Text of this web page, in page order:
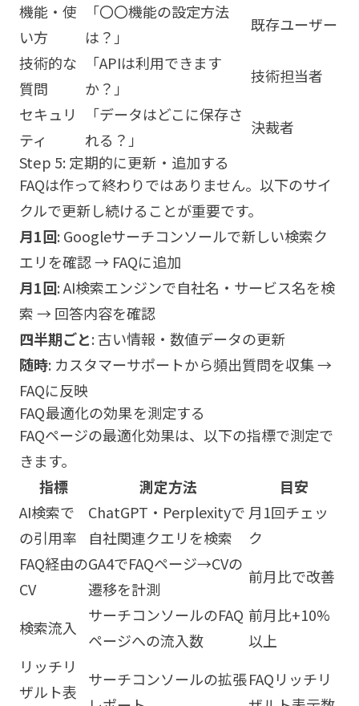
機能・使
い方
「〇〇機能の設定方法
は？」
既存ユーザー
技術的な
質問
「APIは利用できます
か？」
技術担当者
セキュリ
ティ
「データはどこに保存さ
れる？」
決裁者
Step 5: 定期的に更新・追加する
FAQは作って終わりではありません。以下のサイ
クルで更新し続けることが重要です。
月1回: Googleサーチコンソールで新しい検索ク
エリを確認 → FAQに追加
月1回: AI検索エンジンで自社名・サービス名を検
索 → 回答内容を確認
四半期ごと: 古い情報・数値データの更新
随時: カスタマーサポートから頻出質問を収集 →
FAQに反映
FAQ最適化の効果を測定する
FAQページの最適化効果は、以下の指標で測定で
きます。
指標
測定方法
目安
AI検索で
の引用率
ChatGPT・Perplexityで
自社関連クエリを検索
月1回チェッ
ク
FAQ経由の
CV
GA4でFAQページ→CVの
遷移を計測
前月比で改善
検索流入
サーチコンソールのFAQ
ページへの流入数
前月比+10%
以上
リッチリ
ザルト表
サーチコンソールの拡張FAQリッチリ